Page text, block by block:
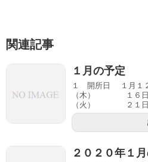
関連記事
１月の予定
１ 開所日 １月
（木） １６
（火） ２１
２０２０年１